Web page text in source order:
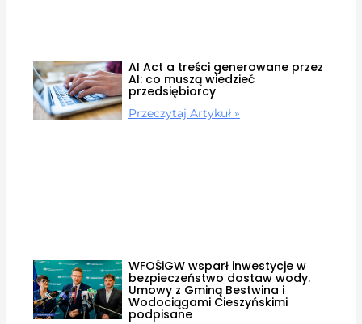
AI Act a treści generowane przez
AI: co muszą wiedzieć
przedsiębiorcy
Przeczytaj Artykuł »
WFOŚiGW wsparł inwestycje w
bezpieczeństwo dostaw wody.
Umowy z Gminą Bestwina i
Wodociągami Cieszyńskimi
podpisane